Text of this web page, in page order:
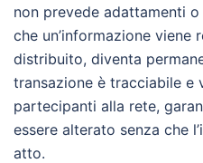
non prevede adattamenti
che un’informazione
distribuito, diventa
transazione è tracciabile e
partecipanti alla rete,
essere alterato senza che
atto.